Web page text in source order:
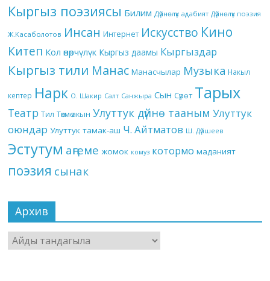
Кыргыз поэзиясы Билим Дүйнөлүк адабият Дүйнөлүк поэзия
Ж.Касаболотов Инсан Интернет Искусство Кино
Китеп Кол өнөрчүлүк Кыргыз даамы Кыргыздар
Кыргыз тили Манас Манасчылар Музыка Накыл
кептер Нарк О. Шакир Салт Санжыра Сын Сүрөт Тарых
Театр Тил Төкмө акын Улуттук дүйнө тааным Улуттук
оюндар Улуттук тамак-аш Ч. Айтматов Ш. Дүйшеев
Эстутум аңгеме жомок комуз котормо маданият
поэзия сынак
Архив
Архив